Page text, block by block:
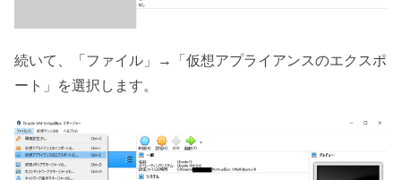
続いて、「ファイル」→「仮想アプライアンスのエクスポ
ート」を選択します。